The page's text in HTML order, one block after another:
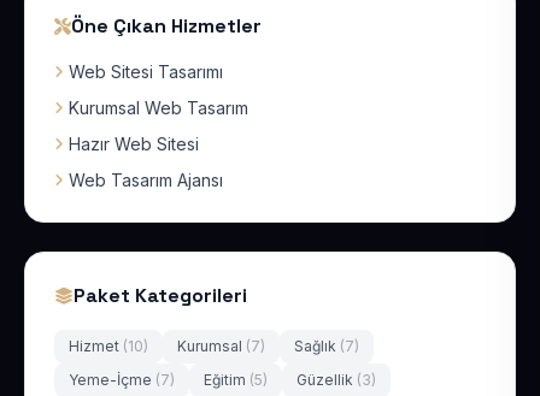
Öne Çıkan Hizmetler
Web Sitesi Tasarımı
Kurumsal Web Tasarım
Hazır Web Sitesi
Web Tasarım Ajansı
Paket Kategorileri
Hizmet (10) Kurumsal (7) Sağlık (7)
Yeme-İçme (7) Eğitim (5) Güzellik (3)